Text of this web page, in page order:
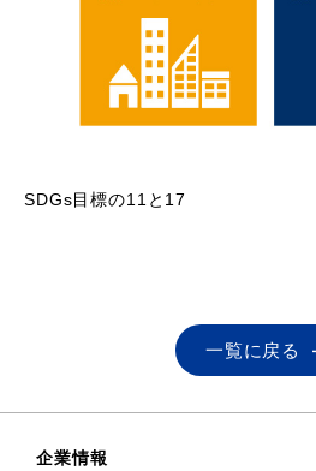
SDGs目標の11と17
一覧に戻る
企業情報